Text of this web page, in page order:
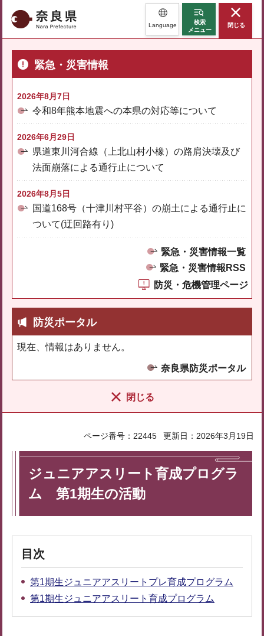
奈良県 Language
検索
メニュー
閉じる
緊急・災害情報
2026年8月7日
令和8年熊本地震への本県の対応等について
2026年6月29日
県道東川河合線（上北山村小橡）の路肩決壊及び
法面崩落による通行止について
2026年8月5日
国道168号（十津川村平谷）の崩土による通行止に
ついて(迂回路有り)
緊急・災害情報一覧
緊急・災害情報RSS
防災・危機管理ページ
防災ポータル
現在、情報はありません。
奈良県防災ポータル
閉じる
ページ番号：22445 更新日：2026年3月19日
ジュニアアスリート育成プログラ
ム 第1期生の活動
目次
第1期生ジュニアアスリートプレ育成プログラム
第1期生ジュニアアスリート育成プログラム